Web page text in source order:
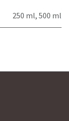
250 ml, 500 ml